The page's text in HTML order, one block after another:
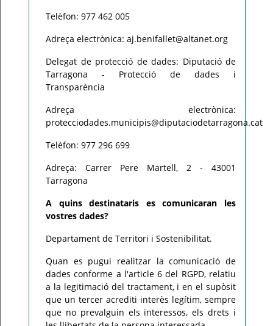
Telèfon: 977 462 005
Adreça electrònica: aj.benifallet@altanet.org
Delegat de protecció de dades: Diputació de
Tarragona - Protecció de dades i
Transparència
Adreça electrònica:
protecciodades.municipis@diputaciodetarragona.cat
Telèfon: 977 296 699
Adreça: Carrer Pere Martell, 2 - 43001
Tarragona
A quins destinataris es comunicaran les
vostres dades?
Departament de Territori i Sostenibilitat.
Quan es pugui realitzar la comunicació de
dades conforme a l'article 6 del RGPD, relatiu
a la legitimació del tractament, i en el supòsit
que un tercer acrediti interès legítim, sempre
que no prevalguin els interessos, els drets i